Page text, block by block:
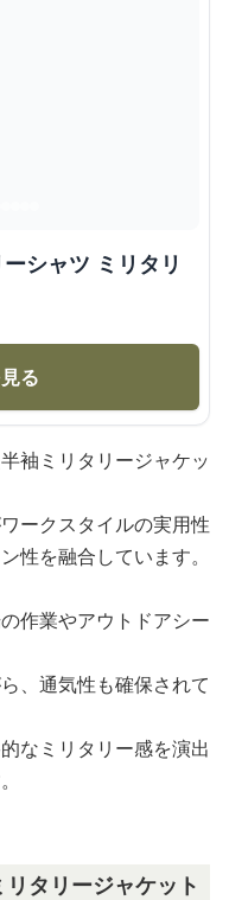
シャツ ミリタリ
る
袖ミリタリージャケッ
ークスタイルの実用性
性を融合しています。
作業やアウトドアシー
、通気性も確保されて
なミリタリー感を演出
タリージャケット